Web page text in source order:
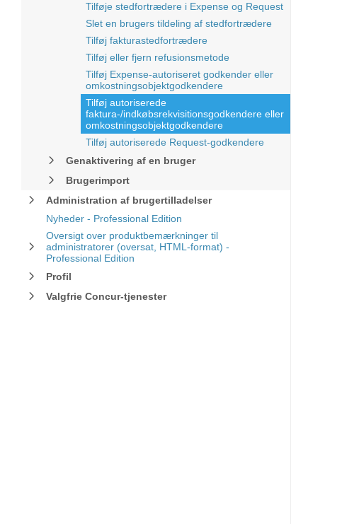
Tilføje stedfortrædere i Expense og Request
Slet en brugers tildeling af stedfortrædere
Tilføj fakturastedfortrædere
Tilføj eller fjern refusionsmetode
Tilføj Expense-autoriseret godkender eller
omkostningsobjektgodkendere
Tilføj autoriserede
faktura-/indkøbsrekvisitionsgodkendere eller
omkostningsobjektgodkendere
Tilføj autoriserede Request-godkendere
Genaktivering af en bruger
Brugerimport
Administration af brugertilladelser
Nyheder - Professional Edition
Oversigt over produktbemærkninger til
administratorer (oversat, HTML-format) -
Professional Edition
Profil
Valgfrie Concur-tjenester